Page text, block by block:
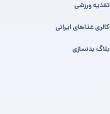
تغذیه ورزشی
کالری غذاهای ایرانی
بلاگ بدنسازی